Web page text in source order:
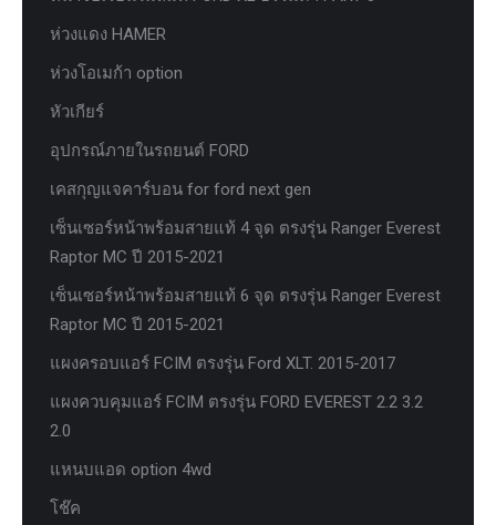
ห่วงแดง HAMER
ห่วงโอเมก้า option
หัวเกียร์
อุปกรณ์ภายในรถยนต์ FORD
เคสกุญแจคาร์บอน for ford next gen
เซ็นเซอร์หน้าพร้อมสายแท้ 4 จุด ตรงรุ่น Ranger Everest
Raptor MC ปี 2015-2021
เซ็นเซอร์หน้าพร้อมสายแท้ 6 จุด ตรงรุ่น Ranger Everest
Raptor MC ปี 2015-2021
แผงครอบแอร์ FCIM ตรงรุ่น Ford XLT. 2015-2017
แผงควบคุมแอร์ FCIM ตรงรุ่น FORD EVEREST 2.2 3.2
2.0
แหนบแอด option 4wd
โช๊ค